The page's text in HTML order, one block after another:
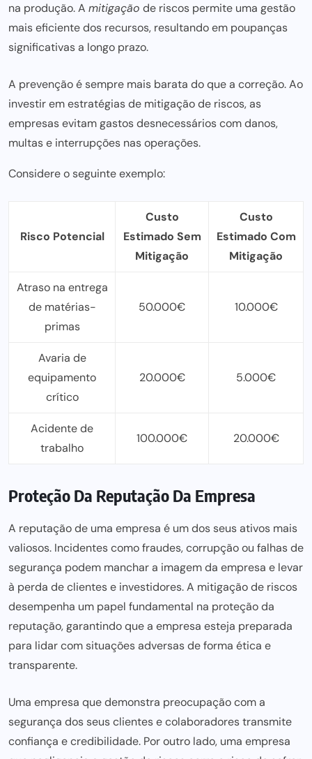
na produção. A mitigação de riscos permite uma gestão
mais eficiente dos recursos, resultando em poupanças
significativas a longo prazo.
A prevenção é sempre mais barata do que a correção. Ao
investir em estratégias de mitigação de riscos,as
empresas evitam gastos desnecessários com danos,
multas e interrupções nas operações.
Considere o seguinte exemplo:
Risco Potencial
Custo
Estimado Sem
Mitigação
Custo
Estimado Com
Mitigação
Atraso na entrega
de matérias-
primas
50.000€ 10.000€
Avaria de
equipamento
crítico
20.000€ 5.000€
Acidente de
trabalho
100.000€ 20.000€
Proteção Da Reputação Da Empresa
A reputação de uma empresa é um dos seus ativos mais
valiosos. Incidentes como fraudes,corrupçãoou falhas de
segurança podem manchar a imagem da empresa e levar
à perda de clientes e investidores. A mitigação de riscos
desempenha um papel fundamental na proteção da
reputação, garantindo que a empresa esteja preparada
para lidar com situações adversas de forma ética e
transparente.
Uma empresa que demonstra preocupação com a
segurança dos seus clientes e colaboradores transmite
confiança e credibilidade. Por outro lado, uma empresa